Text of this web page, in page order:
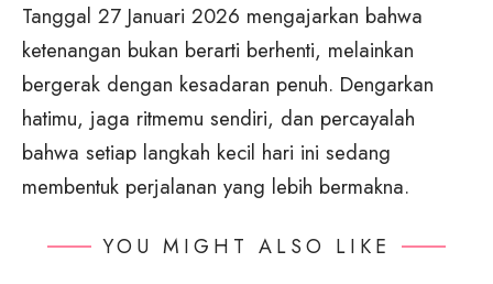
Tanggal 27 Januari 2026 mengajarkan bahwa
ketenangan bukan berarti berhenti, melainkan
bergerak dengan kesadaran penuh. Dengarkan
hatimu, jaga ritmemu sendiri, dan percayalah
bahwa setiap langkah kecil hari ini sedang
membentuk perjalanan yang lebih bermakna.
YOU MIGHT ALSO LIKE